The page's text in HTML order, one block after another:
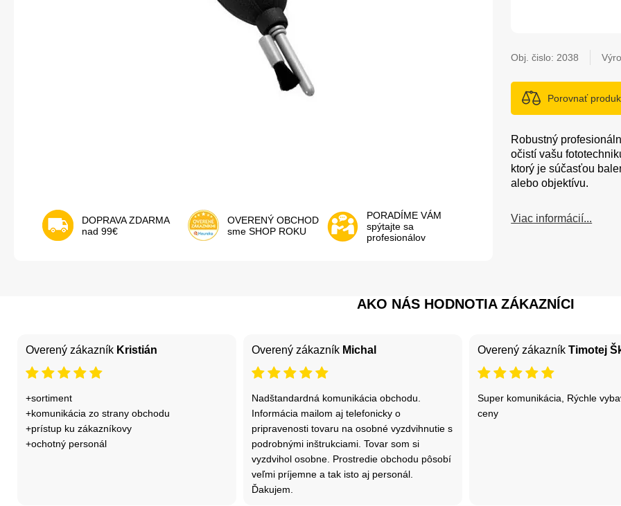
DOPRAVA ZDARMA
nad 99€
OVERENÝ OBCHOD
sme SHOP ROKU
PORADÍME VÁM
spýtajte sa
profesionálov
Obj. čislo: 2038
Porovnať
Robustný
očistí vašu
ktorý je súčasťou
alebo objektívu.
Viac informácií...
AKO NÁS HODNOTIA ZÁKAZNÍCI
Overený zákazník Kristián
+sortiment
+komunikácia zo strany obchodu
+prístup ku zákazníkovy
+ochotný personál
Overený zákazník Michal
Nadštandardná komunikácia obchodu.
Informácia mailom aj telefonicky o
pripravenosti tovaru na osobné vyzdvihnutie s
podrobnými inštrukciami. Tovar som si
vyzdvihol osobne. Prostredie obchodu pôsobí
veľmi príjemne a tak isto aj personál.
Ďakujem.
Overený zákazník Timotej
Super komunikácia, Rýchle
ceny